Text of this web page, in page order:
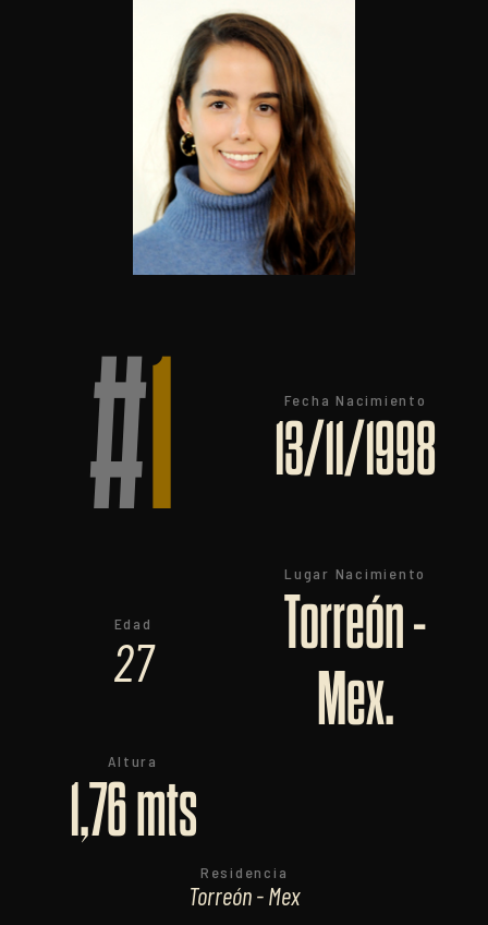
#1 Fecha Nacimiento
13/11/1998
Edad
27
Lugar Nacimiento
Torreón -
Mex.
Altura
1,76 mts
Residencia
Torreón - Mex